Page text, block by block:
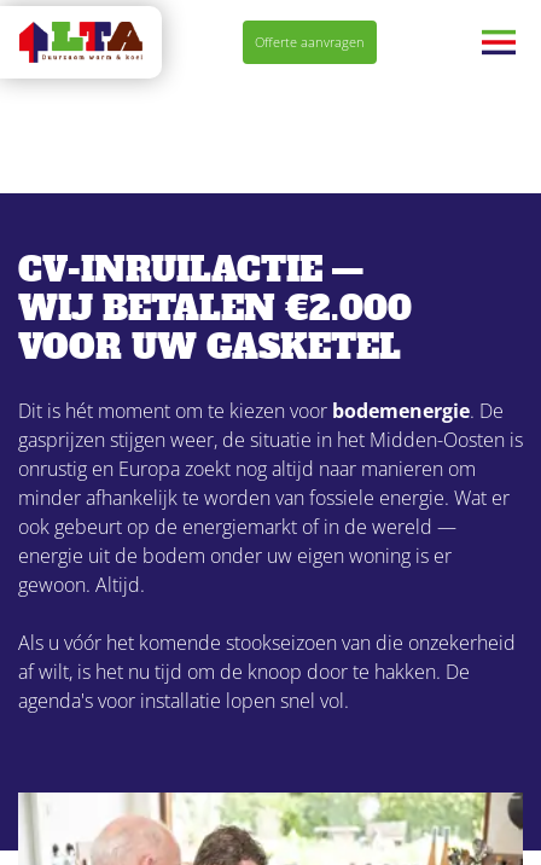
Navigatie
overslaan
Offerte aanvragen
CV-INRUILACTIE —
WIJ BETALEN €2.000
VOOR UW GASKETEL
Dit is hét moment om te kiezen voor bodemenergie. De
gasprijzen stijgen weer, de situatie in het Midden-Oosten is
onrustig en Europa zoekt nog altijd naar manieren om
minder afhankelijk te worden van fossiele energie. Wat er
ook gebeurt op de energiemarkt of in de wereld —
energie uit de bodem onder uw eigen woning is er
gewoon. Altijd.
Als u vóór het komende stookseizoen van die onzekerheid
af wilt, is het nu tijd om de knoop door te hakken. De
agenda's voor installatie lopen snel vol.